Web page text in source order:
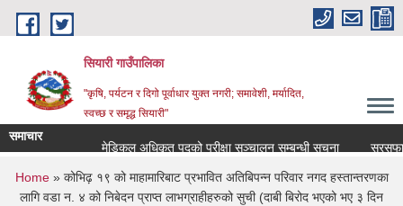
Skip to main content
सियारी गाउँपालिका
"कृषि, पर्यटन र दिगो पूर्वाधार युक्त नगरी; समावेशी, मर्यादित,
स्वच्छ र समृद्ध सियारी"
समाचार
मेडिकल अधिकृत पदको परीक्षा सञ्चालन सम्बन्धी सूचना
You are here
Home» कोभिढ़ १९ को माहामारिबाट प्रभावित अतिबिपन्न परिवार नगद हस्तान्तरणका
लागि वडा न. ४ को निबेदन प्राप्त लाभग्राहीहरुको सुची (दाबी बिरोद भएको भए ३ दिन